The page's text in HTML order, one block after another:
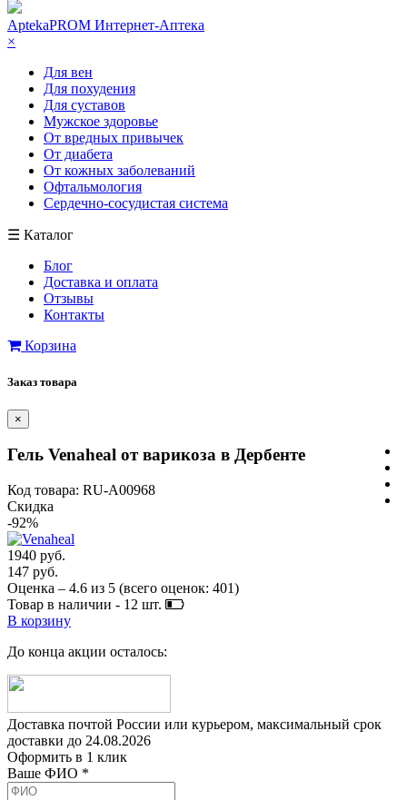
AptekaPROM Интернет-Аптека
×
Для вен
Для похудения
Для суставов
Мужское здоровье
От вредных привычек
От диабета
От кожных заболеваний
Офтальмология
Сердечно-сосудистая система
☰ Каталог
Блог
Доставка и оплата
Отзывы
Контакты
Корзина
Заказ товара
×
Гель Venaheal от варикоза в Дербенте
Код товара: RU-A00968
Скидка
-92%
1940 руб.
147 руб.
Оценка – 4.6 из 5 (всего оценок: 401)
Товар в наличии - 12 шт.
В корзину
До конца акции осталось:
Доставка почтой России или курьером, максимальный срок
доставки до 24.08.2026
Оформить в 1 клик
Ваше ФИО *